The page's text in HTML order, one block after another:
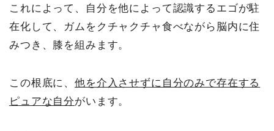
これによって、自分を他によって認識するエゴが駐
在化して、ガムをクチャクチャ食べながら脳内に住
みつき、膝を組みます。
この根底に、他を介入させずに自分のみで存在する
ピュアな自分がいます。